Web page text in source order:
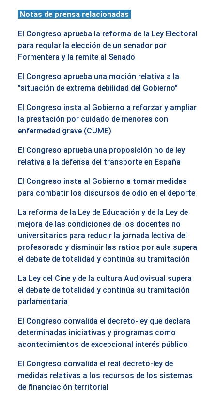
Notas de prensa relacionadas
El Congreso aprueba la reforma de la Ley Electoral
para regular la elección de un senador por
Formentera y la remite al Senado
El Congreso aprueba una moción relativa a la
"situación de extrema debilidad del Gobierno"
El Congreso insta al Gobierno a reforzar y ampliar
la prestación por cuidado de menores con
enfermedad grave (CUME)
El Congreso aprueba una proposición no de ley
relativa a la defensa del transporte en España
El Congreso insta al Gobierno a tomar medidas
para combatir los discursos de odio en el deporte
La reforma de la Ley de Educación y de la Ley de
mejora de las condiciones de los docentes no
universitarios para reducir la jornada lectiva del
profesorado y disminuir las ratios por aula supera
el debate de totalidad y continúa su tramitación
La Ley del Cine y de la cultura Audiovisual supera
el debate de totalidad y continúa su tramitación
parlamentaria
El Congreso convalida el decreto-ley que declara
determinadas iniciativas y programas como
acontecimientos de excepcional interés público
El Congreso convalida el real decreto-ley de
medidas relativas a los recursos de los sistemas
de financiación territorial